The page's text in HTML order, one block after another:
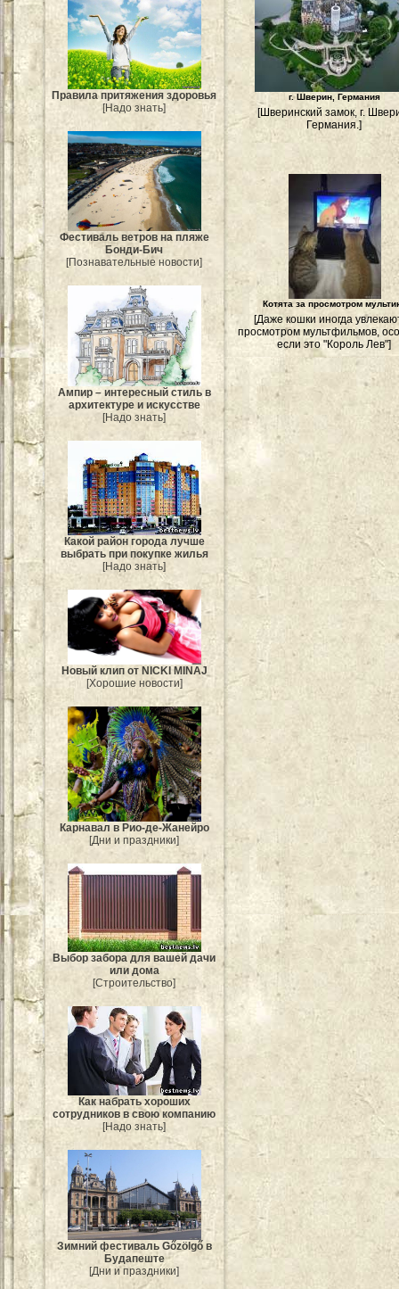
Правила притяжения здоровья
[Надо знать]
Фестиваль ветров на пляже
Бонди-Бич
[Познавательные новости]
Ампир – интересный стиль в
архитектуре и искусстве
[Надо знать]
Какой район города лучше
выбрать при покупке жилья
[Надо знать]
Новый клип от NICKI MINAJ
[Хорошие новости]
Карнавал в Рио-де-Жанейро
[Дни и праздники]
Выбор забора для вашей дачи
или дома
[Строительство]
Как набрать хороших
сотрудников в свою компанию
[Надо знать]
Зимний фестиваль Gőzölgő в
Будапеште
[Дни и праздники]
г. Шверин, Германия
[Шверинский замок, г.
Германия.]
Котята за просмотром
[Даже кошки иногда
просмотром мультфильмов,
если это "Король Лев"]